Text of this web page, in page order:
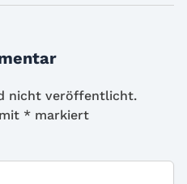
nicht veröffentlicht.
* markiert